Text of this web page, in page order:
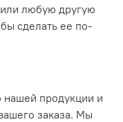
любую другую
сделать ее по-
нашей продукции и
заказа. Мы